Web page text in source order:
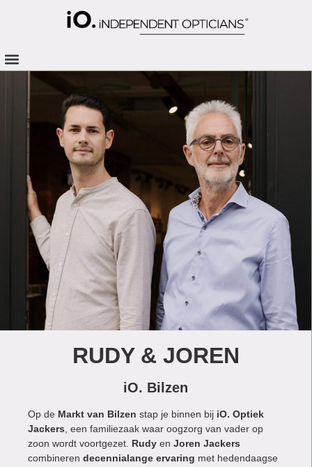
RUDY & JOREN
iO. Bilzen
Op de Markt van Bilzen stap je binnen bij iO. Optiek
Jackers, een familiezaak waar oogzorg van vader op
zoon wordt voortgezet. Rudy en Joren Jackers
combineren decennialange ervaring met hedendaagse